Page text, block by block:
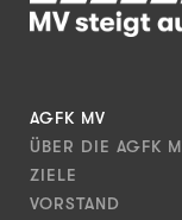
AGFK MV
ÜBER DIE AGFK
ZIELE
VORSTAND